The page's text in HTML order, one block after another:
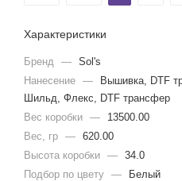
Характеристики
Бренд — Sol's
Нанесение —
Вышивка, DTF
Шильд, Флекс, DTF трансфер
Вес коробки —
13500.00
Вес, гр — 620.00
Высота коробки — 34.0
Подбор по цвету — Белый